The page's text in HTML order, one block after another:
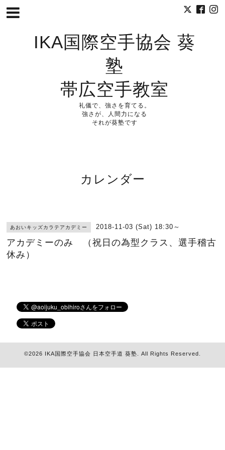
IKA国際空手協会 葵
塾
帯広空手教室
礼儀で、強さを育てる。
強さが、人間力になる
それが葵塾です
カレンダー
あおいキッズカラテアカデミー 2018-11-03 (Sat) 18:30～
アカデミーのみ （祝日の為型クラス、選手稽古
休み）
©2026 IKA国際空手協会 日本空手道 葵塾 . All Rights Reserved.